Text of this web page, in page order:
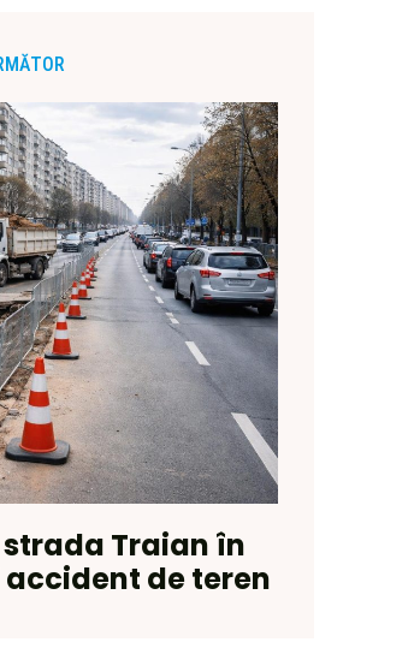
Traian în
de teren